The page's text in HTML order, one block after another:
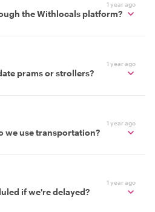
1 year ago
the Withlocals platform?
1 year ago
prams or strollers?
1 year ago
we use transportation?
1 year ago
if we're delayed?